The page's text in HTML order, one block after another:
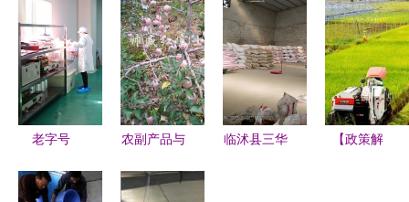
的甜蜜商
机，批发市
场为何趋之
若鹜？
会 上海农
副产品购销
新篇章
色食材供应
链
蛋、鹅蛋等
_农副产品_
世界工厂网
中国产品信
息库
老字号
业振兴带领
农副产品与
打开乡村财
临沭县三华
【政策解